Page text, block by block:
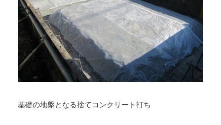
基礎の地盤となる捨てコンクリート打ち